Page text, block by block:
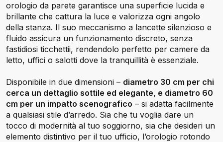
orologio da parete garantisce una superficie lucida e
brillante che cattura la luce e valorizza ogni angolo
della stanza. Il suo meccanismo a lancette silenzioso e
fluido assicura un funzionamento discreto, senza
fastidiosi ticchettii, rendendolo perfetto per camere da
letto, uffici o salotti dove la tranquillità è essenziale.
Disponibile in due dimensioni – diametro 30 cm per chi
cerca un dettaglio sottile ed elegante, e diametro 60
cm per un impatto scenografico – si adatta facilmente
a qualsiasi stile d’arredo. Sia che tu voglia dare un
tocco di modernità al tuo soggiorno, sia che desideri un
elemento distintivo per il tuo ufficio, l’orologio rotondo